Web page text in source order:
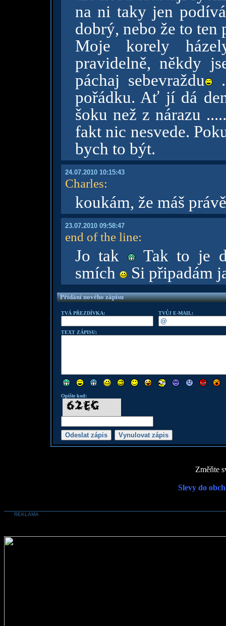
na ni taky jen
dobrý, nebo že to ten
Moje korely
pravidelně, někdy
páchaj sebevraždu
pořádku. Ať jí dá
šoku než z nárazu
fakt nic nesvede.
bych to být.
24.07.2010 10:15:43
Charles:
koukám, že máš
23.07.2010 09:58:47
end of the line:
Jo tak
Tak to je
smích
Si připadám
Přidání nového zápisu
TVÁ PŘEZDÍVKA: TVŮJ E-MAIL:
TEXT ZÁPISU:
Opište kod:
Změňte
Slevy do
REKLAMA